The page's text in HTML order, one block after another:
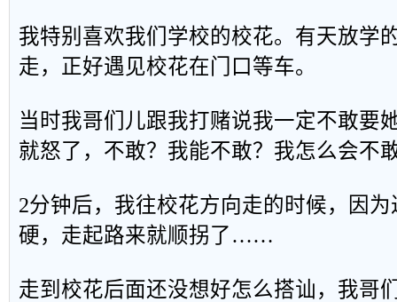
我特别喜欢我们学校的校花。有天放学
走，正好遇见校花在门口等车。
当时我哥们儿跟我打赌说我一定不敢要
就怒了，不敢？我能不敢？我怎么会不
2分钟后，我往校花方向走的时候，因
硬，走起路来就顺拐了……
走到校花后面还没想好怎么搭讪，我哥